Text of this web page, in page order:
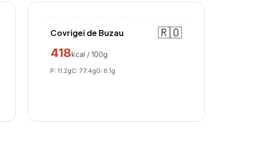
Covrigei de Buzau
🇷🇴
418kcal / 100g
P: 11.2gC: 77.4gG: 6.1g